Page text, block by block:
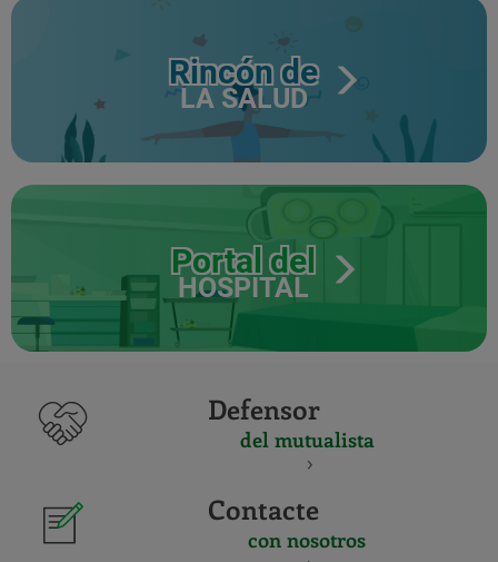
Rincón de
LA SALUD
Portal del
HOSPITAL
Defensor
del mutualista
Contacte
con nosotros